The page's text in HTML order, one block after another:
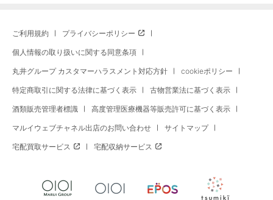
ご利用規約 プライバシーポリシー
個人情報の取り扱いに関する同意条項
丸井グループ カスタマーハラスメント対応方針 cookieポリシー
特定商取引に関する法律に基づく表示 古物営業法に基づく表示
酒類販売管理者標識 高度管理医療機器等販売許可に基づく表示
マルイウェブチャネル出店のお問い合わせ サイトマップ
宅配買取サービス 宅配収納サービス